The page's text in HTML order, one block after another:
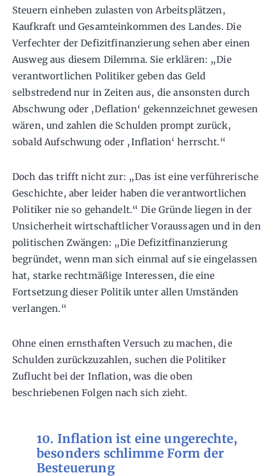
Steuern einheben zulasten von Arbeitsplätzen,
Kaufkraft und Gesamteinkommen des Landes. Die
Verfechter der Defizitfinanzierung sehen aber einen
Ausweg aus diesem Dilemma. Sie erklären: „Die
verantwortlichen Politiker geben das Geld
selbstredend nur in Zeiten aus, die ansonsten durch
Abschwung oder ‚Deflation‘ gekennzeichnet gewesen
wären, und zahlen die Schulden prompt zurück,
sobald Aufschwung oder ‚Inflation‘ herrscht.“
Doch das trifft nicht zur: „Das ist eine verführerische
Geschichte, aber leider haben die verantwortlichen
Politiker nie so gehandelt.“ Die Gründe liegen in der
Unsicherheit wirtschaftlicher Voraussagen und in den
politischen Zwängen: „Die Defizitfinanzierung
begründet, wenn man sich einmal auf sie eingelassen
hat, starke rechtmäßige Interessen, die eine
Fortsetzung dieser Politik unter allen Umständen
verlangen.“
Ohne einen ernsthaften Versuch zu machen, die
Schulden zurückzuzahlen, suchen die Politiker
Zuflucht bei der Inflation, was die oben
beschriebenen Folgen nach sich zieht.
10. Inflation ist eine ungerechte,
besonders schlimme Form der
Besteuerung